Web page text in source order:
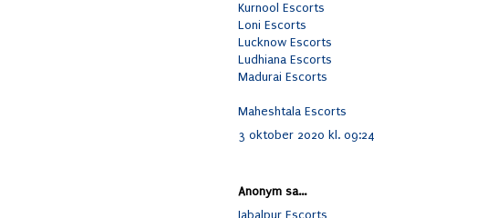
Kurnool Escorts
Loni Escorts
Lucknow Escorts
Ludhiana Escorts
Madurai Escorts
Maheshtala Escorts
3 oktober 2020 kl. 09:24
Anonym sa...
Jabalpur Escorts